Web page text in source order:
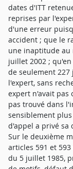
dates d'ITT
reprises par
d'une erreur
accident ; que le
une inaptitude au
juillet 2002 ;
de seulement
l'expert, sans
expert n'avait pas
pas trouvé dans
sensiblement
d'appel a privé sa
Sur le deuxième
articles 591 et
du 5 juillet 1985,